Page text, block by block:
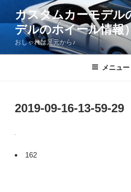
ツ
カスタムカーモデル
デルのホイール情報
おしゃれは足元から♪
メニュー
2019-09-16-13-59-29
162